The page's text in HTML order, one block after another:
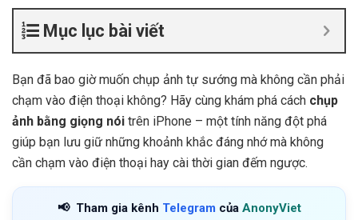
Mục lục bài viết
Bạn đã bao giờ muốn chụp ảnh tự sướng mà không cần phải
chạm vào điện thoại không? Hãy cùng khám phá cách chụp
ảnh bằng giọng nói trên iPhone – một tính năng đột phá
giúp bạn lưu giữ những khoảnh khắc đáng nhớ mà không
cần chạm vào điện thoại hay cài thời gian đếm ngược.
📢 Tham gia kênh Telegram của AnonyViet